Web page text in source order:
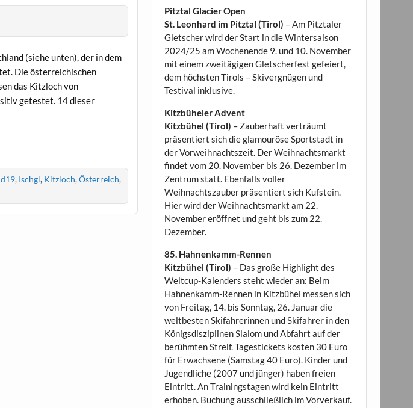
(siehe unten), der in dem
Die österreichischen
das Kitzloch von
getestet. 14 dieser
, Ischgl, Kitzloch,Österreich,
Pitztal Glacier Open
St. Leonhard im Pitztal (Tirol) – Am Pitztaler
Gletscher wird der Start in die Wintersaison
2024/25 am Wochenende 9. und 10. November
mit einem zweitägigen Gletscherfest gefeiert,
dem höchsten Tirols – Skivergnügen und
Testival inklusive.
Kitzbüheler Advent
Kitzbühel (Tirol) – Zauberhaft verträumt
präsentiert sich die glamouröse Sportstadt in
der Vorweihnachtszeit. Der Weihnachtsmarkt
findet vom 20. November bis 26. Dezember im
Zentrum statt. Ebenfalls voller
Weihnachtszauber präsentiert sich Kufstein.
Hier wird der Weihnachtsmarkt am 22.
November eröffnet und geht bis zum 22.
Dezember.
85. Hahnenkamm-Rennen
Kitzbühel (Tirol) – Das große Highlight des
Weltcup-Kalenders steht wieder an: Beim
Hahnenkamm-Rennen in Kitzbühel messen sich
von Freitag, 14. bis Sonntag, 26. Januar die
weltbesten Skifahrerinnen und Skifahrer in den
Königsdisziplinen Slalom und Abfahrt auf der
berühmten Streif. Tagestickets kosten 30 Euro
für Erwachsene (Samstag 40 Euro). Kinder und
Jugendliche (2007 und jünger) haben freien
Eintritt. An Trainingstagen wird kein Eintritt
erhoben. Buchung ausschließlich im Vorverkauf.